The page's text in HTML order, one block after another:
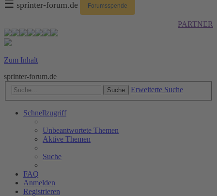
☰ sprinter-forum.de Forumsspende
PARTNER
Zum Inhalt
sprinter-forum.de
Suche Erweiterte Suche
Schnellzugriff
Unbeantwortete Themen
Aktive Themen
Suche
FAQ
Anmelden
Registrieren